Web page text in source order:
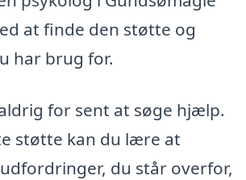
at finde den støtte og
har brug for.
for sent at søge hjælp.
støtte kan du lære at
du står overfor,